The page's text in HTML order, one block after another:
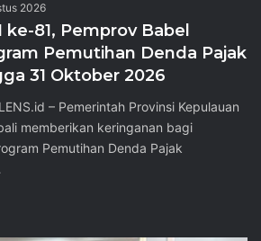
2026
81, Pemprov Babel
Pemutihan Denda Pajak
31 Oktober 2026
– Pemerintah Provinsi Kepulauan
memberikan keringanan bagi
Pemutihan Denda Pajak